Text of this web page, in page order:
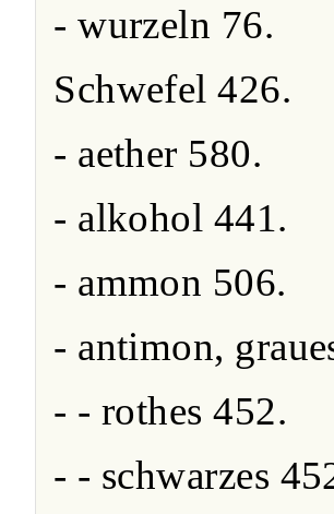
- wurzeln 76.
Schwefel 426.
- aether 580.
- alkohol 441.
- ammon 506.
- antimon,
- - rothes 452.
- - schwarzes